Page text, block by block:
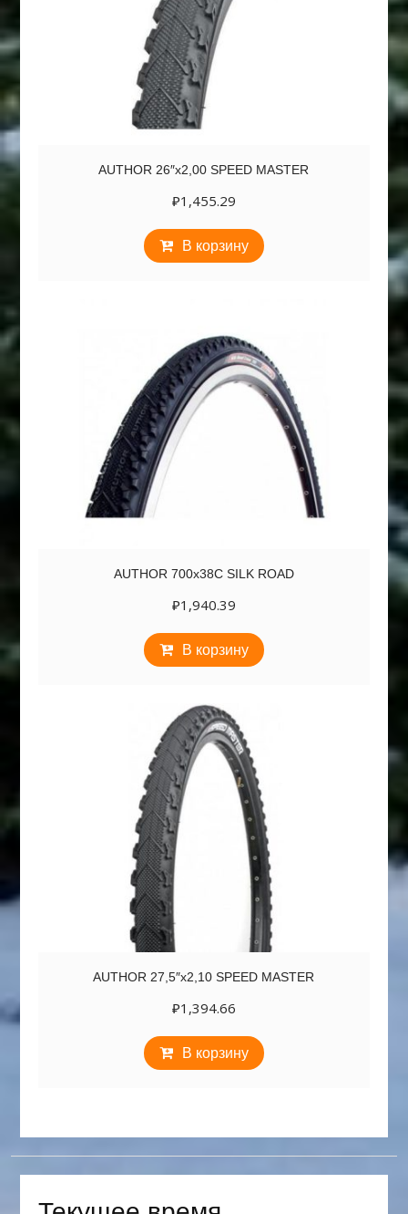
AUTHOR 26″х2,00 SPEED MASTER
₽1,455.29
В корзину
AUTHOR 700х38C SILK ROAD
₽1,940.39
В корзину
AUTHOR 27,5″х2,10 SPEED MASTER
₽1,394.66
В корзину